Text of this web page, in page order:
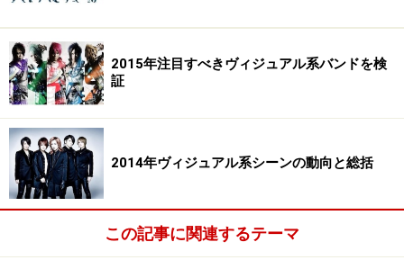
2015年注目すべきヴィジュアル系バンドを検
証
2014年ヴィジュアル系シーンの動向と総括
この記事に関連するテーマ